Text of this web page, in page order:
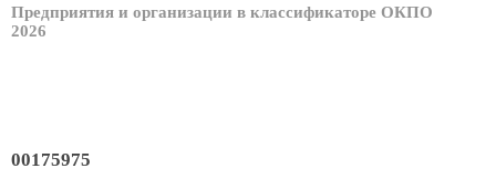
Предприятия и организации в классификаторе ОКПО
2026
00175975